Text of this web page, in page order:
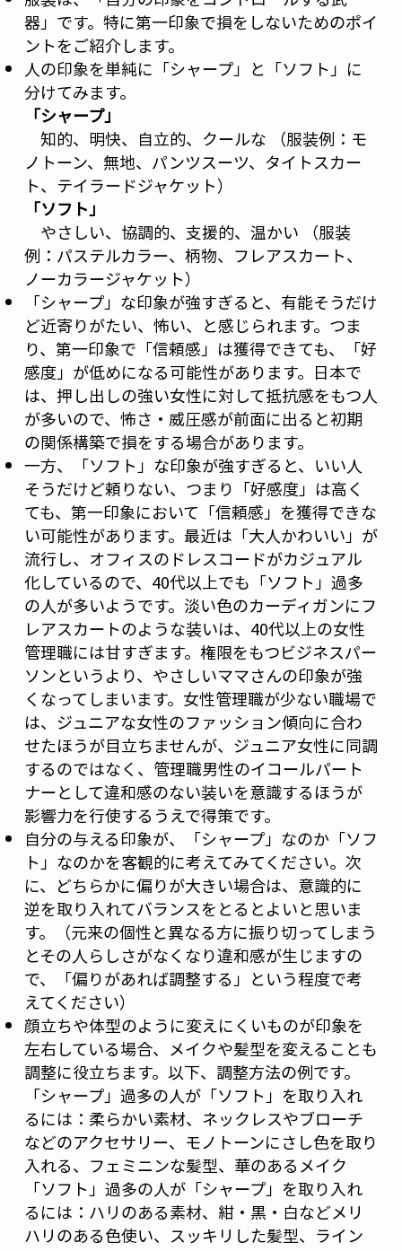
器」です。特に第一印象で損をしないためのポイ
ントをご紹介します。
人の印象を単純に「シャープ」と「ソフト」に
分けてみます。
「シャープ」
知的、明快、自立的、クールな （服装例：モ
ノトーン、無地、パンツスーツ、タイトスカー
ト、テイラードジャケット）
「ソフト」
やさしい、協調的、支援的、温かい （服装
例：パステルカラー、柄物、フレアスカート、
ノーカラージャケット）
「シャープ」な印象が強すぎると、有能そうだけ
ど近寄りがたい、怖い、と感じられます。つま
り、第一印象で「信頼感」は獲得できても、「好
感度」が低めになる可能性があります。日本で
は、押し出しの強い女性に対して抵抗感をもつ人
が多いので、怖さ・威圧感が前面に出ると初期
の関係構築で損をする場合があります。
一方、「ソフト」な印象が強すぎると、いい人
そうだけど頼りない、つまり「好感度」は高く
ても、第一印象において「信頼感」を獲得できな
い可能性があります。最近は「大人かわいい」が
流行し、オフィスのドレスコードがカジュアル
化しているので、40代以上でも「ソフト」過多
の人が多いようです。淡い色のカーディガンにフ
レアスカートのような装いは、40代以上の女性
管理職には甘すぎます。権限をもつビジネスパー
ソンというより、やさしいママさんの印象が強
くなってしまいます。女性管理職が少ない職場で
は、ジュニアな女性のファッション傾向に合わ
せたほうが目立ちませんが、ジュニア女性に同調
するのではなく、管理職男性のイコールパート
ナーとして違和感のない装いを意識するほうが
影響力を行使するうえで得策です。
自分の与える印象が、「シャープ」なのか「ソフ
ト」なのかを客観的に考えてみてください。次
に、どちらかに偏りが大きい場合は、意識的に
逆を取り入れてバランスをとるとよいと思いま
す。（元来の個性と異なる方に振り切ってしまう
とその人らしさがなくなり違和感が生じますの
で、「偏りがあれば調整する」という程度で考
えてください）
顔立ちや体型のように変えにくいものが印象を
左右している場合、メイクや髪型を変えることも
調整に役立ちます。以下、調整方法の例です。
「シャープ」過多の人が「ソフト」を取り入れ
るには：柔らかい素材、ネックレスやブローチ
などのアクセサリー、モノトーンにさし色を取り
入れる、フェミニンな髪型、華のあるメイク
「ソフト」過多の人が「シャープ」を取り入れ
るには：ハリのある素材、紺・黒・白などメリ
ハリのある色使い、スッキリした髪型、ライン